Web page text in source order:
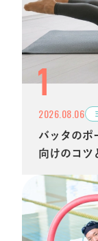
2026.08.06
バッタのポ
向けのコツ